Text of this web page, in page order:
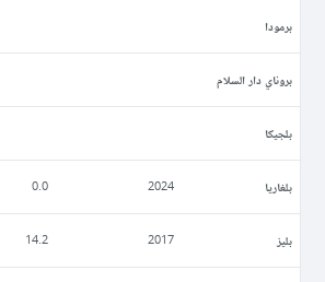
برمودا
بروناي دار السلام
بلجيكا
بلغاريا 2024
0.0
بليز 2017
14.2